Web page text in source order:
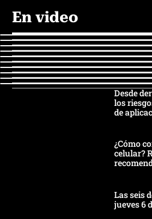
En video
Desde
los
de
¿Cómo
celular?
Las seis
jueves 6